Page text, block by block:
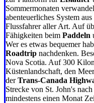
Sommermonaten
abenteuerliches System
Flussfahrer aller Art. Auf
Fähigkeiten beim Paddeln
Wer es etwas bequemer
Roadtrip nachdenken.
Nova Scotia. Auf 300
Küstenlandschaft, den
derTrans-Canada
Strecke von St. John's
mindestens einen Monat